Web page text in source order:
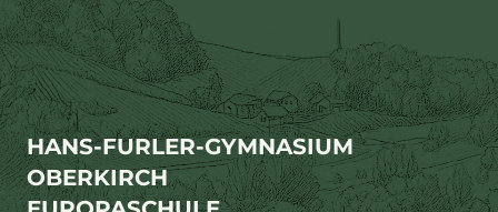
HANS-FURLER-GYMNASIUM
OBERKIRCH